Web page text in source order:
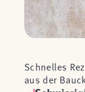
Schnelles
aus der